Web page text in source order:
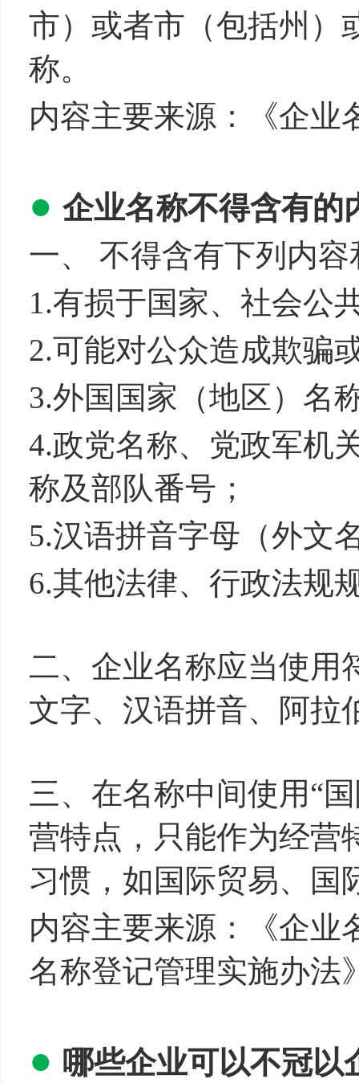
市）或者市（包括州）
称。
内容主要来源：《企业
● 企业名称不得含有的
一、 不得含有下列内
1.有损于国家、社会
2.可能对公众造成欺骗
3.外国国家（地区）
4.政党名称、党政军机
称及部队番号；
5.汉语拼音字母（外
6.其他法律、行政法规
二、企业名称应当使用
文字、汉语拼音、阿拉
三、在名称中间使用“
营特点，只能作为经营
习惯，如国际贸易、国
内容主要来源：《企业
名称登记管理实施办法
● 哪些企业可以不冠以